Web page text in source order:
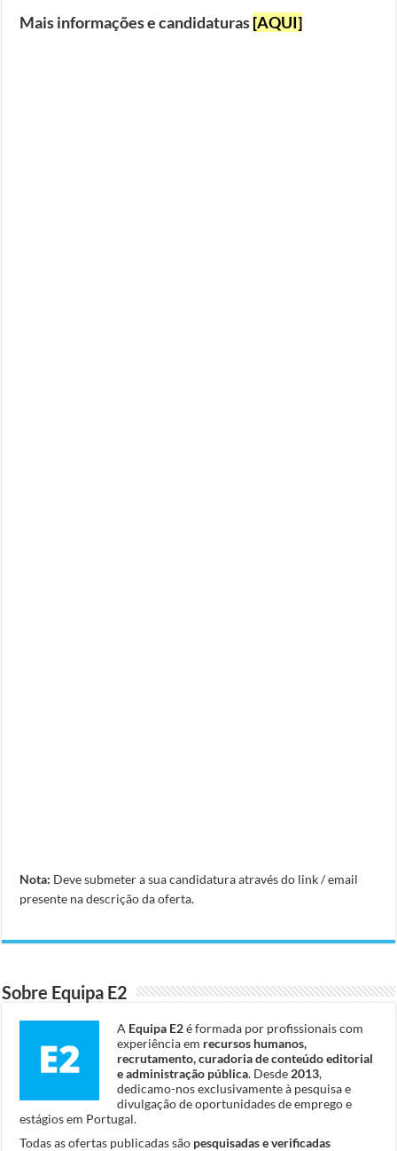
Mais informações e candidaturas[AQUI]
Nota: Deve submeter a sua candidatura através do link / email
presente na descrição da oferta.
Sobre Equipa E2
A Equipa E2é formada por profissionais com
experiência em recursos humanos,
recrutamento, curadoria de conteúdo editorial
e administração pública. Desde 2013,
dedicamo-nos exclusivamente à pesquisa e
divulgação de oportunidades de emprego e
estágios em Portugal.
Todas as ofertas publicadas são pesquisadas e verificadas